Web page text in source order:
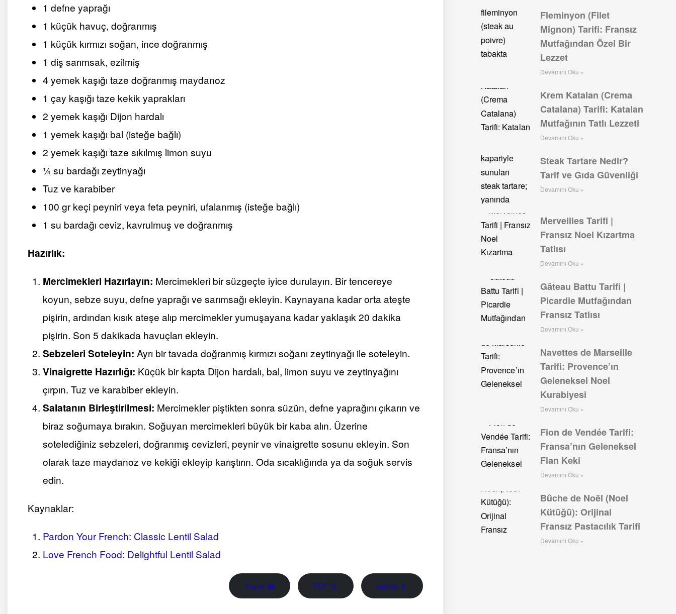
1 defne yaprağı
1 küçük havuç, doğranmış
1 küçük kırmızı soğan, ince doğranmış
1 diş sarımsak, ezilmiş
4 yemek kaşığı taze doğranmış maydanoz
1 çay kaşığı taze kekik yaprakları
2 yemek kaşığı Dijon hardalı
1 yemek kaşığı bal (isteğe bağlı)
2 yemek kaşığı taze sıkılmış limon suyu
¼ su bardağı zeytinyağı
Tuz ve karabiber
100 gr keçi peyniri veya feta peyniri, ufalanmış (isteğe bağlı)
1 su bardağı ceviz, kavrulmuş ve doğranmış
Hazırlık:
Mercimekleri Hazırlayın: Mercimekleri bir süzgeçte iyice durulayın. Bir tencereye
koyun, sebze suyu, defne yaprağı ve sarımsağı ekleyin. Kaynayana kadar orta ateşte
pişirin, ardından kısık ateşe alıp mercimekler yumuşayana kadar yaklaşık 20 dakika
pişirin. Son 5 dakikada havuçları ekleyin.
Sebzeleri Soteleyin: Ayrı bir tavada doğranmış kırmızı soğanı zeytinyağı ile soteleyin.
Vinaigrette Hazırlığı: Küçük bir kapta Dijon hardalı, bal, limon suyu ve zeytinyağını
çırpın. Tuz ve karabiber ekleyin.
Salatanın Birleştirilmesi: Mercimekler piştikten sonra süzün, defne yaprağını çıkarın ve
biraz soğumaya bırakın. Soğuyan mercimekleri büyük bir kaba alın. Üzerine
sotelediğiniz sebzeleri, doğranmış cevizleri, peynir ve vinaigrette sosunu ekleyin. Son
olarak taze maydanoz ve kekiği ekleyip karıştırın. Oda sıcaklığında ya da soğuk servis
edin.
Kaynaklar:
Pardon Your French: Classic Lentil Salad
Love French Food: Delightful Lentil Salad
Yazdır 🖨 PDF 📄 eBook 📱
Fleminyon (Filet
Mignon) Tarifi: Fransız
Mutfağından Özel Bir
Lezzet
Devamını Oku »
Krem Katalan (Crema
Catalana) Tarifi: Katalan
Mutfağının Tatlı Lezzeti
Devamını Oku »
Steak Tartare Nedir?
Tarif ve Gıda Güvenliği
Devamını Oku »
Merveilles Tarifi |
Fransız Noel Kızartma
Tatlısı
Devamını Oku »
Gâteau Battu Tarifi |
Picardie Mutfağından
Fransız Tatlısı
Devamını Oku »
Navettes de Marseille
Tarifi: Provence’ın
Geleneksel Noel
Kurabiyesi
Devamını Oku »
Fion de Vendée Tarifi:
Fransa’nın Geleneksel
Flan Keki
Devamını Oku »
Bûche de Noël (Noel
Kütüğü): Orijinal
Fransız Pastacılık Tarifi
Devamını Oku »